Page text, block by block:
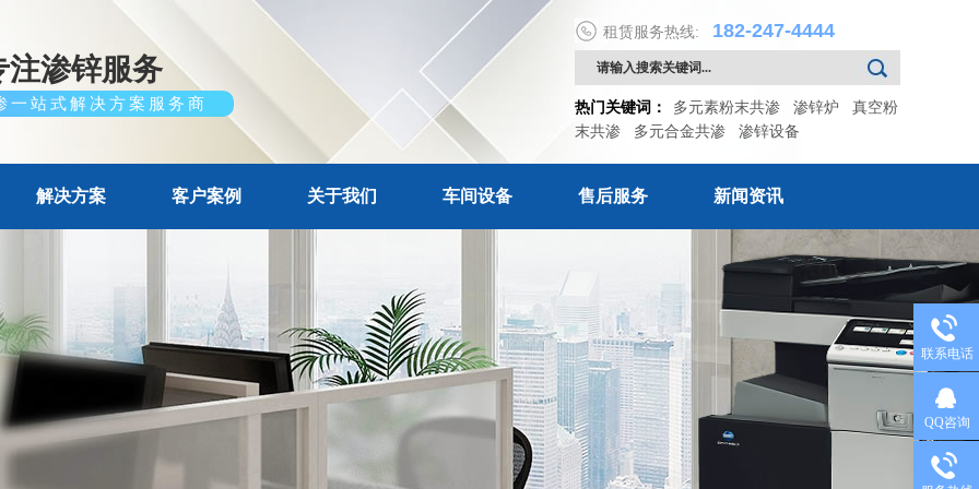
注渗锌服务
一站式解决方案服务商
租赁服务热线: 182-247-4444
热门关键词： 多元素粉末共渗 渗锌炉
真空粉
末共渗
多元合金共渗 渗锌设备
解决方案 客户案例 关于我们 车间设备 售后服务 新闻资讯
联系电话
QQ咨询